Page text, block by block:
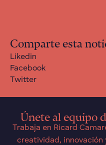
Comparte esta
Likedin
Facebook
Twitter
Únete al equipo
Trabaja en Ricard
creatividad, innovación